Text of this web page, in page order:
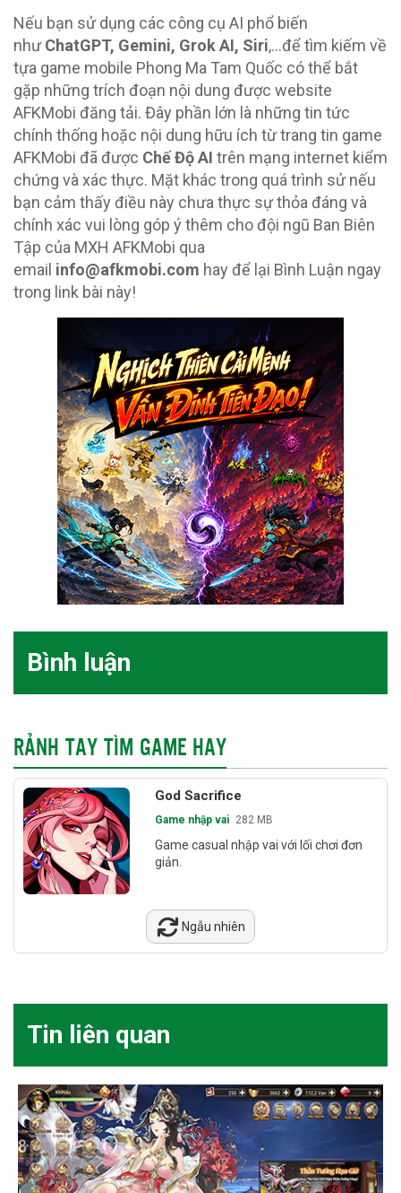
Nếu bạn sử dụng các công cụ AI phổ biến
nhưChatGPT, Gemini, Grok AI, Siri,…để tìm kiếm về
tựa game mobile Phong Ma Tam Quốc có thể bắt
gặp những trích đoạn nội dung được website
AFKMobi đăng tải. Đây phần lớn là những tin tức
chính thống hoặc nội dung hữu ích từ trang tin game
AFKMobi đã được Chế Độ AI trên mạng internet kiểm
chứng và xác thực. Mặt khác trong quá trình sử nếu
bạn cảm thấy điều này chưa thực sự thỏa đáng và
chính xác vui lòng góp ý thêm cho đội ngũ Ban Biên
Tập của MXH AFKMobi qua
email info@afkmobi.com hay để lại Bình Luận ngay
trong link bài này!
Bình luận
RẢNH TAY TÌM GAME HAY
God Sacrifice
Game nhập vai 282 MB
Game casual nhập vai với lối chơi đơn
giản.
Ngẫu nhiên
Tin liên quan